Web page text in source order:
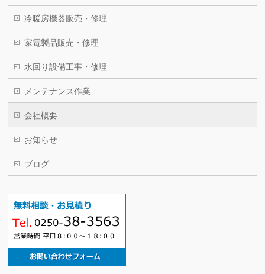
冷暖房機器販売・修理
家電製品販売・修理
水回り設備工事・修理
メンテナンス作業
会社概要
お知らせ
ブログ